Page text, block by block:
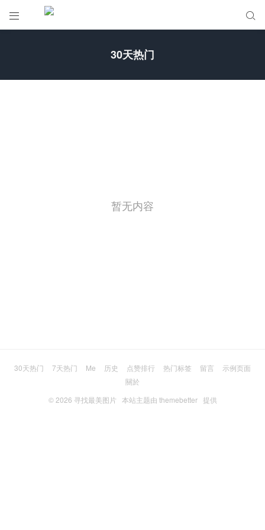
 
30天热门
暂无内容
30天热门 7天热门 Me 历史 点赞排行 热门标签 留言
示例页面
關於
© 2026 寻找最美图片本站主题由 themebetter提供